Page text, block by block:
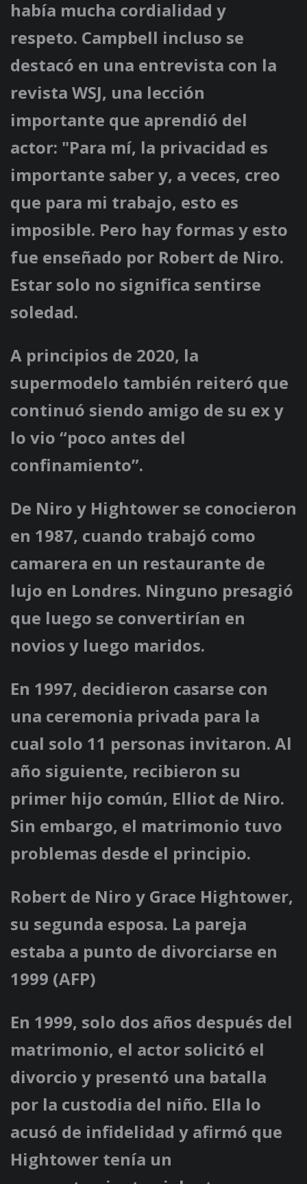
había mucha cordialidad y
respeto. Campbell incluso se
destacó en una entrevista con la
revista WSJ, una lección
importante que aprendió del
actor: "Para mí, la privacidad es
importante saber y, a veces, creo
que para mi trabajo, esto es
imposible. Pero hay formas y esto
fue enseñado por Robert de Niro.
Estar solo no significa sentirse
soledad.
A principios de 2020, la
supermodelo también reiteró que
continuó siendo amigo de su ex y
lo vio “poco antes del
confinamiento”.
De Niro y Hightower se conocieron
en 1987, cuando trabajó como
camarera en un restaurante de
lujo en Londres. Ninguno presagió
que luego se convertirían en
novios y luego maridos.
En 1997, decidieron casarse con
una ceremonia privada para la
cual solo 11 personas invitaron. Al
año siguiente, recibieron su
primer hijo común, Elliot de Niro.
Sin embargo, el matrimonio tuvo
problemas desde el principio.
Robert de Niro y Grace Hightower,
su segunda esposa. La pareja
estaba a punto de divorciarse en
1999 (AFP)
En 1999, solo dos años después del
matrimonio, el actor solicitó el
divorcio y presentó una batalla
por la custodia del niño. Ella lo
acusó de infidelidad y afirmó que
Hightower tenía un